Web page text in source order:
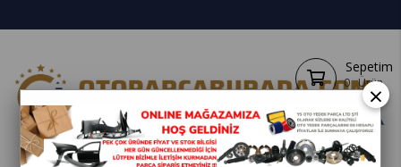
Sepetim
0 Ürün
×